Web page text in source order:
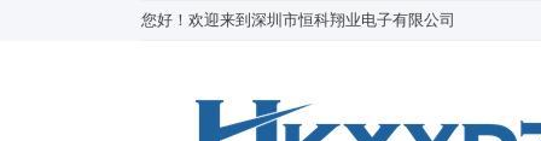
您好！欢迎来到深圳市恒科翔业电子有限公司